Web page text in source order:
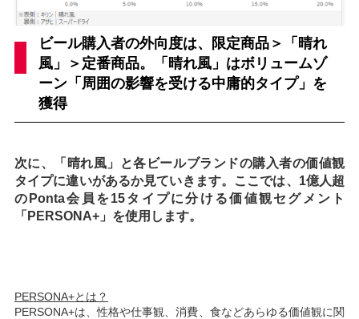
ビール購入者の外向度は、限定商品＞「晴れ
風」＞定番商品。「晴れ風」はボリュームゾ
ーン「周囲の影響を受ける中庸的タイプ」を
獲得
次に、「晴れ風」と各ビールブランドの購入者の価値観
タイプに違いがあるか見ていきます。ここでは、1億人超
のPonta会員を15タイプに分ける価値観セグメント
「PERSONA+」を使用します。
PERSONA+とは？
PERSONA+は、性格や仕事観、消費、食などあらゆる価値観に関